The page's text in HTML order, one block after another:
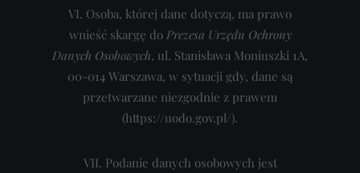
VI. Osoba, której dane dotyczą, ma prawo
wnieść skargę do Prezesa Urzędu Ochrony
Danych Osobowych, ul. Stanisława Moniuszki 1A,
00-014 Warszawa, w sytuacji gdy, dane są
przetwarzane niezgodnie z prawem
(https://uodo.gov.pl/).
VII. Podanie danych osobowych jest